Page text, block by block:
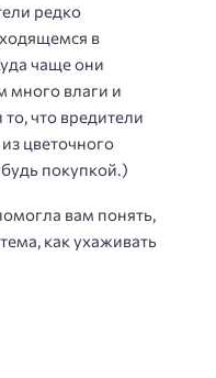
редко
в
чаще они
много влаги и
что вредители
цветочного
покупкой.)
вам понять,
как ухаживать